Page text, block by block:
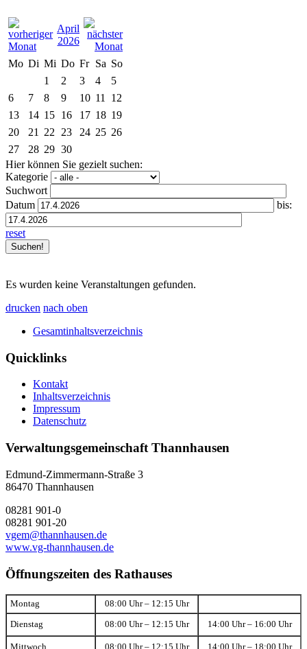
April
2026
Mo Di Mi Do Fr Sa So
1
2 3 4
5
6
7 8 9 10 11
12
13
14 15 16 17 18 19
20
21 22 23 24 25 26
27
28 29 30
Hier können Sie gezielt suchen:
Kategorie
Suchwort
Datum
bis:
reset
Es wurden keine Veranstaltungen gefunden.
drucken nach oben
Gesamtinhaltsverzeichnis
Quicklinks
Kontakt
Inhaltsverzeichnis
Impressum
Datenschutz
Verwaltungsgemeinschaft Thannhausen
Edmund-Zimmermann-Straße 3
86470 Thannhausen
08281 901-0
08281 901-20
vgem@thannhausen.de
www.vg-thannhausen.de
Öffnungszeiten des Rathauses
Montag 08:00 Uhr – 12:15 Uhr
Dienstag 08:00 Uhr – 12:15 Uhr 14:00 Uhr – 16:00 Uhr